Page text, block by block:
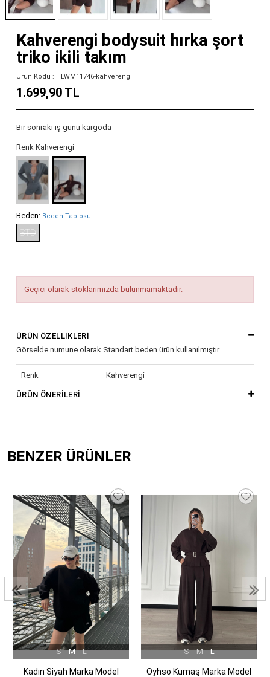
Kahverengi bodysuit hırka şort
triko ikili takım
Ürün Kodu : HLWM11746-kahverengi
1.699,90 TL
Bir sonraki iş günü kargoda
Renk Kahverengi
Beden: Beden Tablosu
STD
Geçici olarak stoklarımızda bulunmamaktadır.
ÜRÜN ÖZELLIKLERI
Görselde numune olarak Standart beden ürün kullanılmıştır.
Renk Kahverengi
ÜRÜN ÖNERILERI
BENZER ÜRÜNLER
S M L
Kadın Siyah Marka Model
S M L
Oyhso Kumaş Marka Model